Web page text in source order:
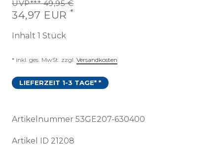
UVP*** 49,95 €
34,97 EUR *
Inhalt 1 Stück
* inkl. ges. MwSt. zzgl. Versandkosten
LIEFERZEIT 1-3 TAGE* *
Artikelnummer 53GE207-630400
Artikel ID 21208